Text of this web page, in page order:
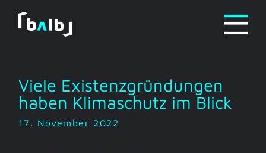
Inhalt
springen
Viele Existenzgründungen
haben Klimaschutz im Blick
17. November 2022